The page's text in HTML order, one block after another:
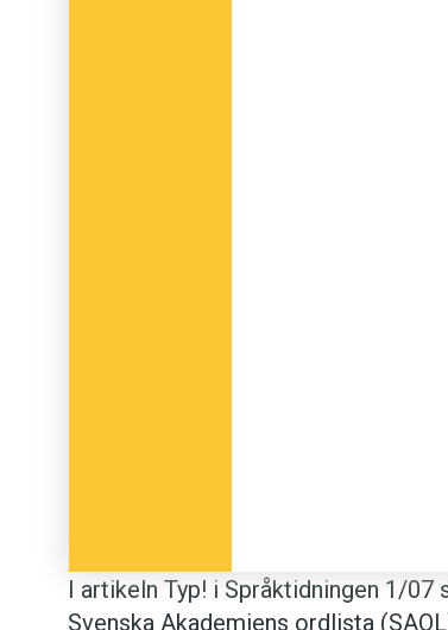
I artikeln Typ! i Språktidningen 1/
Svenska Akademiens ordlista